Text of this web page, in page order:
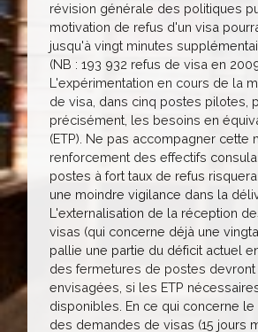
révision générale des politiques
motivation de refus d'un visa
jusqu'à vingt minutes
(NB : 193 932 refus de visa en
L'expérimentation en cours de la
de visa, dans cinq postes pilotes,
précisément, les besoins en
(ETP). Ne pas accompagner cette
renforcement des effectifs
postes à fort taux de refus
une moindre vigilance dans la
L'externalisation de la réception
visas (qui concerne déjà une
pallie une partie du déficit actuel
des fermetures de postes
envisagées, si les ETP
disponibles. En ce qui concerne
des demandes de visas (15 jours